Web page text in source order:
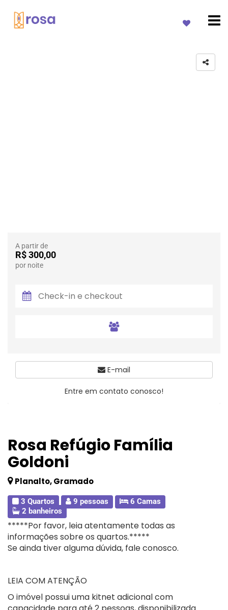
Rosa Refúgio Família
Goldoni
Planalto, Gramado
3 Quartos 9 pessoas
6 Camas
2 banheiros
*****Por favor, leia atentamente todas as
informações sobre os quartos.*****
Se ainda tiver alguma dúvida, fale conosco.
LEIA COM ATENÇÃO
O imóvel possui uma kitnet adicional com
A partir de
R$ 300,00
por noite
E-mail
Entre em contato conosco!